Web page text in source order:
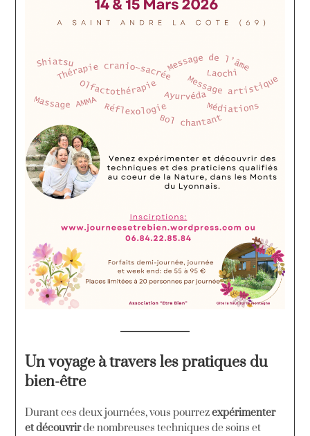
Un voyage à travers les pratiques du
bien-être
Durant ces deux journées, vous pourrezexpérimenter
et découvrirde nombreuses techniques de soins et